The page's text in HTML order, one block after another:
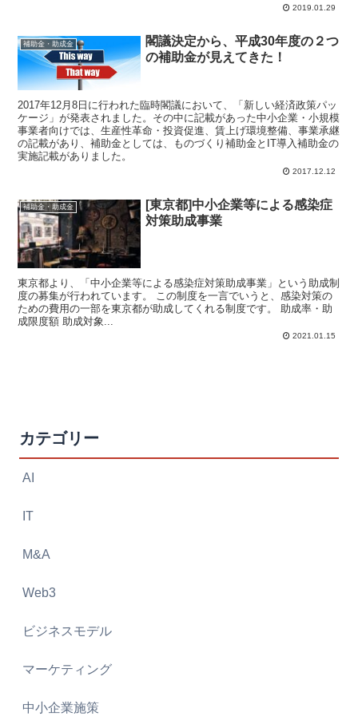
2019.01.29
補助金・助成金
閣議決定から、平成30年度の２つ
の補助金が見えてきた！
2017年12月8日に行われた臨時閣議において、「新しい経済政策パッ
ケージ」が発表されました。その中に記載があった中小企業・小規模
事業者向けでは、生産性革命・投資促進、賃上げ環境整備、事業承継
の記載があり、補助金としては、ものづくり補助金とIT導入補助金の
実施記載がありました。
2017.12.12
補助金・助成金
[東京都]中小企業等による感染症
対策助成事業
東京都より、「中小企業等による感染症対策助成事業」という助成制
度の募集が行われています。 この制度を一言でいうと、感染対策の
ための費用の一部を東京都が助成してくれる制度です。 助成率・助
成限度額 助成対象...
2021.01.15
カテゴリー
AI
IT
M&A
Web3
ビジネスモデル
マーケティング
中小企業施策